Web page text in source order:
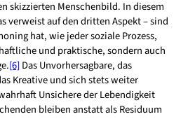
skizzierten Menschenbild. In diesem
verweist auf den dritten Aspekt – sind
hat, wie jeder soziale Prozess,
und praktische, sondern auch
[6] Das Unvorhersagbare, das
Kreative und sich stets weiter
Unsichere der Lebendigkeit
bleiben anstatt als Residuum